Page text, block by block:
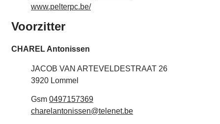
Websitewww.pelterpc.be/
Voorzitter
CHAREL Antonissen
AdresJACOB VAN ARTEVELDESTRAAT 26
,3920 Lommel
0497157369
E-mailcharelantonissen@telenet.be